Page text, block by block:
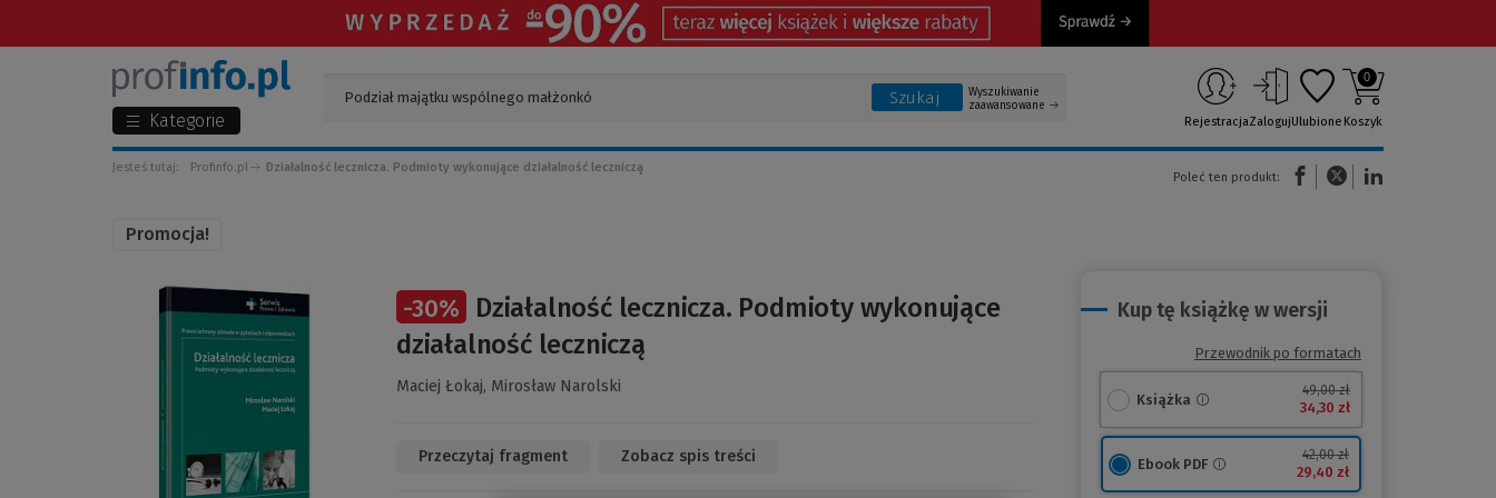
Kategorie
Szukaj
Wyszukiwanie
zaawansowane
RejestracjaZalogujUlubione
0
Koszyk
Jesteś tutaj: Profinfo.pl Działalność lecznicza. Podmioty wykonujące działalność leczniczą
Poleć ten produkt:
(Nowe okno)(Link do innej strony)
Promocja!
-30%
Działalność lecznicza. Podmioty wykonujące
działalność leczniczą
Maciej Łokaj, Mirosław Narolski
Przeczytaj fragment Zobacz spis treści
Kup tę książkę w wersji
Przewodnik po formatach
Książka
49,00 zł
34,30 zł
Ebook PDF
42,00 zł
29,40 zł